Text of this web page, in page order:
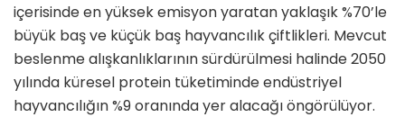
içerisinde en yüksek emisyon yaratan yaklaşık %70’le
büyük baş ve küçük baş hayvancılık çiftlikleri. Mevcut
beslenme alışkanlıklarının sürdürülmesi halinde 2050
yılında küresel protein tüketiminde endüstriyel
hayvancılığın %9 oranında yer alacağı öngörülüyor.